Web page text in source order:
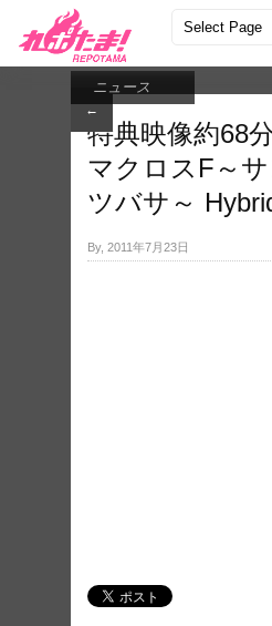
←
ニュース
特典映像約68
マクロスF～
ツバサ～
By, 2011年7月23日